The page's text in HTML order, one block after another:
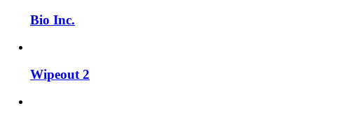
Bio Inc.
Wipeout 2